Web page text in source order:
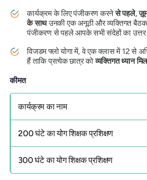
कार्यक्रम के लिए पंजीकरण करनेसे पहले, ज़ूम
के साथउनकी एक अनूठी और व्यक्तिगत बैठक
पंजीकरण से पहले आपके सभी संदेहों का उत्तर
विजडम फ्लो योगा में, वे एक क्लास में 12 से
हैं ताकि प्रत्येक छात्र कोव्यक्तिगत ध्यान
कीमत
कार्यक्रम का नाम
200 घंटे का योग शिक्षक प्रशिक्षण
300 घंटे का योग शिक्षक प्रशिक्षण